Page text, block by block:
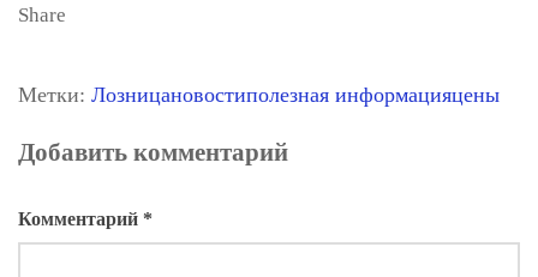
Share
Метки: Лозницановостиполезная информацияцены
Добавить комментарий
Комментарий *